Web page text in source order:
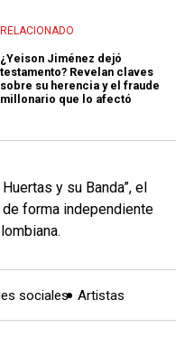
RELACIONADO
¿Yeison Jiménez dejó
testamento? Revelan claves
sobre su herencia y el fraude
millonario que lo afectó
y su Banda”, el
forma independiente
sociales Artistas